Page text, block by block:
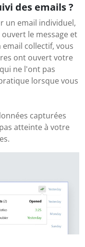
des emails ?
un email individuel,
le message et
email collectif, vous
ont ouvert votre
ne l'ont pas
lorsque vous
capturées
atteinte à votre